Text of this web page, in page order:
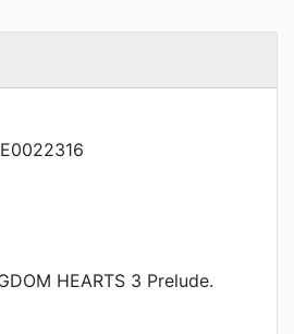
HEARTS 3 Prelude.